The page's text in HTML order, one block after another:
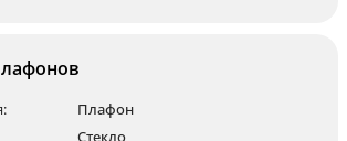
Плафон
Стекло